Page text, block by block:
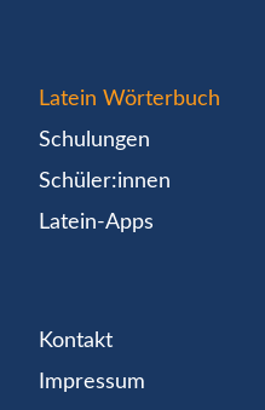
Latein Wörterbuch
Schulungen
Schüler:innen
Latein-Apps
Kontakt
Impressum